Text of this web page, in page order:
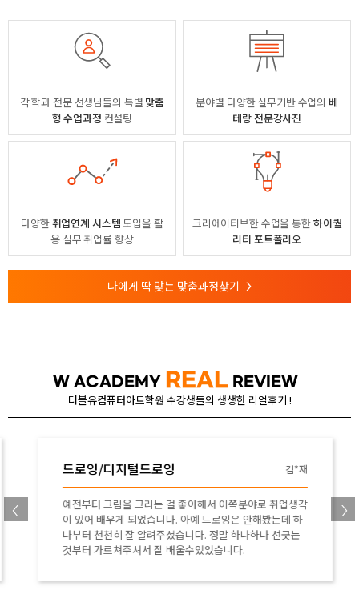
각 학과 전문 선생님들의 특별 맞춤
형 수업과정 컨설팅
분야별 다양한 실무기반 수업의 베
테랑 전문강사진
다양한취업연계 시스템도입을 활
용실무 취업률 향상
크리에이티브한 수업을 통한하이퀄
리티 포트폴리오
나에게 딱 맞는 맞춤과정찾기 >
W ACADEMY REAL REVIEW
더블유컴퓨터아트학원 수강생들의 생생한 리얼후기 !
드로잉/디지털드로잉 김*재
예전부터 그림을 그리는 걸 좋아해서 이쪽분야로 취업생각
이 있어 배우게 되었습니다. 아예 드로잉은 안해봤는데 하
나부터 천천히 잘 알려주셨습니다. 정말 하나하나 선긋는
것부터 가르쳐주셔서 잘 배울수있었습니다.